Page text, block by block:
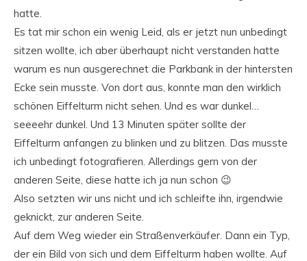
hatte.
Es tat mir schon ein wenig Leid, als er jetzt nun unbedingt
sitzen wollte, ich aber überhaupt nicht verstanden hatte
warum es nun ausgerechnet die Parkbank in der hintersten
Ecke sein musste. Von dort aus, konnte man den wirklich
schönen Eiffelturm nicht sehen. Und es war dunkel…
seeeehr dunkel. Und 13 Minuten später sollte der
Eiffelturm anfangen zu blinken und zu blitzen. Das musste
ich unbedingt fotografieren. Allerdings gern von der
anderen Seite, diese hatte ich ja nun schon 😉
Also setzten wir uns nicht und ich schleifte ihn, irgendwie
geknickt, zur anderen Seite.
Auf dem Weg wieder ein Straßenverkäufer. Dann ein Typ,
der ein Bild von sich und dem Eiffelturm haben wollte. Auf